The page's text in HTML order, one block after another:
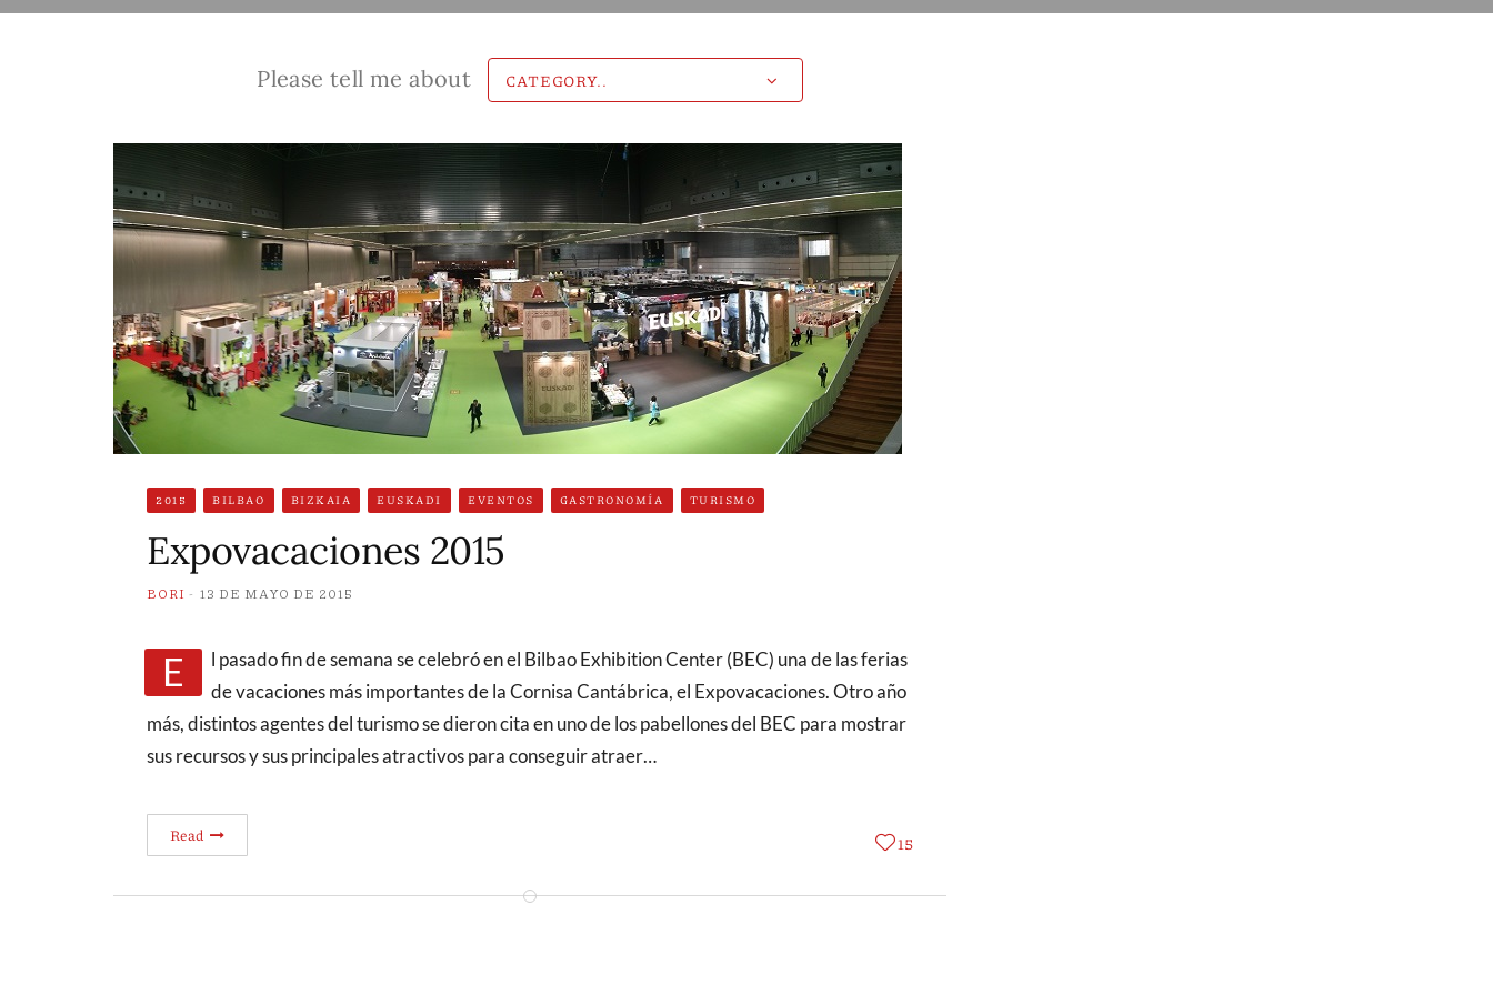
Please tell me about
2015 BILBAO BIZKAIA EUSKADI EVENTOS GASTRONOMÍA TURISMO
Expovacaciones 2015
BORI 13 DE MAYO DE 2015
El pasado fin de semana se celebró en el Bilbao Exhibition Center (BEC) una de las ferias
de vacaciones más importantes de la Cornisa Cantábrica, el Expovacaciones. Otro año
más, distintos agentes del turismo se dieron cita en uno de los pabellones del BEC para mostrar
sus recursos y sus principales atractivos para conseguir atraer…
Read 15